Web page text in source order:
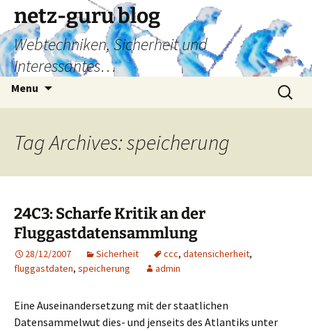
Skip
content
netz-guru blog
Webtechniken, Sicherheit und
Interessantes…
Menu
Search
for:
Tag Archives: speicherung
24C3: Scharfe Kritik an der
Fluggastdatensammlung
28/12/2007 Sicherheit ccc, datensicherheit,
fluggastdaten, speicherung admin
Eine Auseinandersetzung mit der staatlichen
Datensammelwut dies- und jenseits des Atlantiks unter